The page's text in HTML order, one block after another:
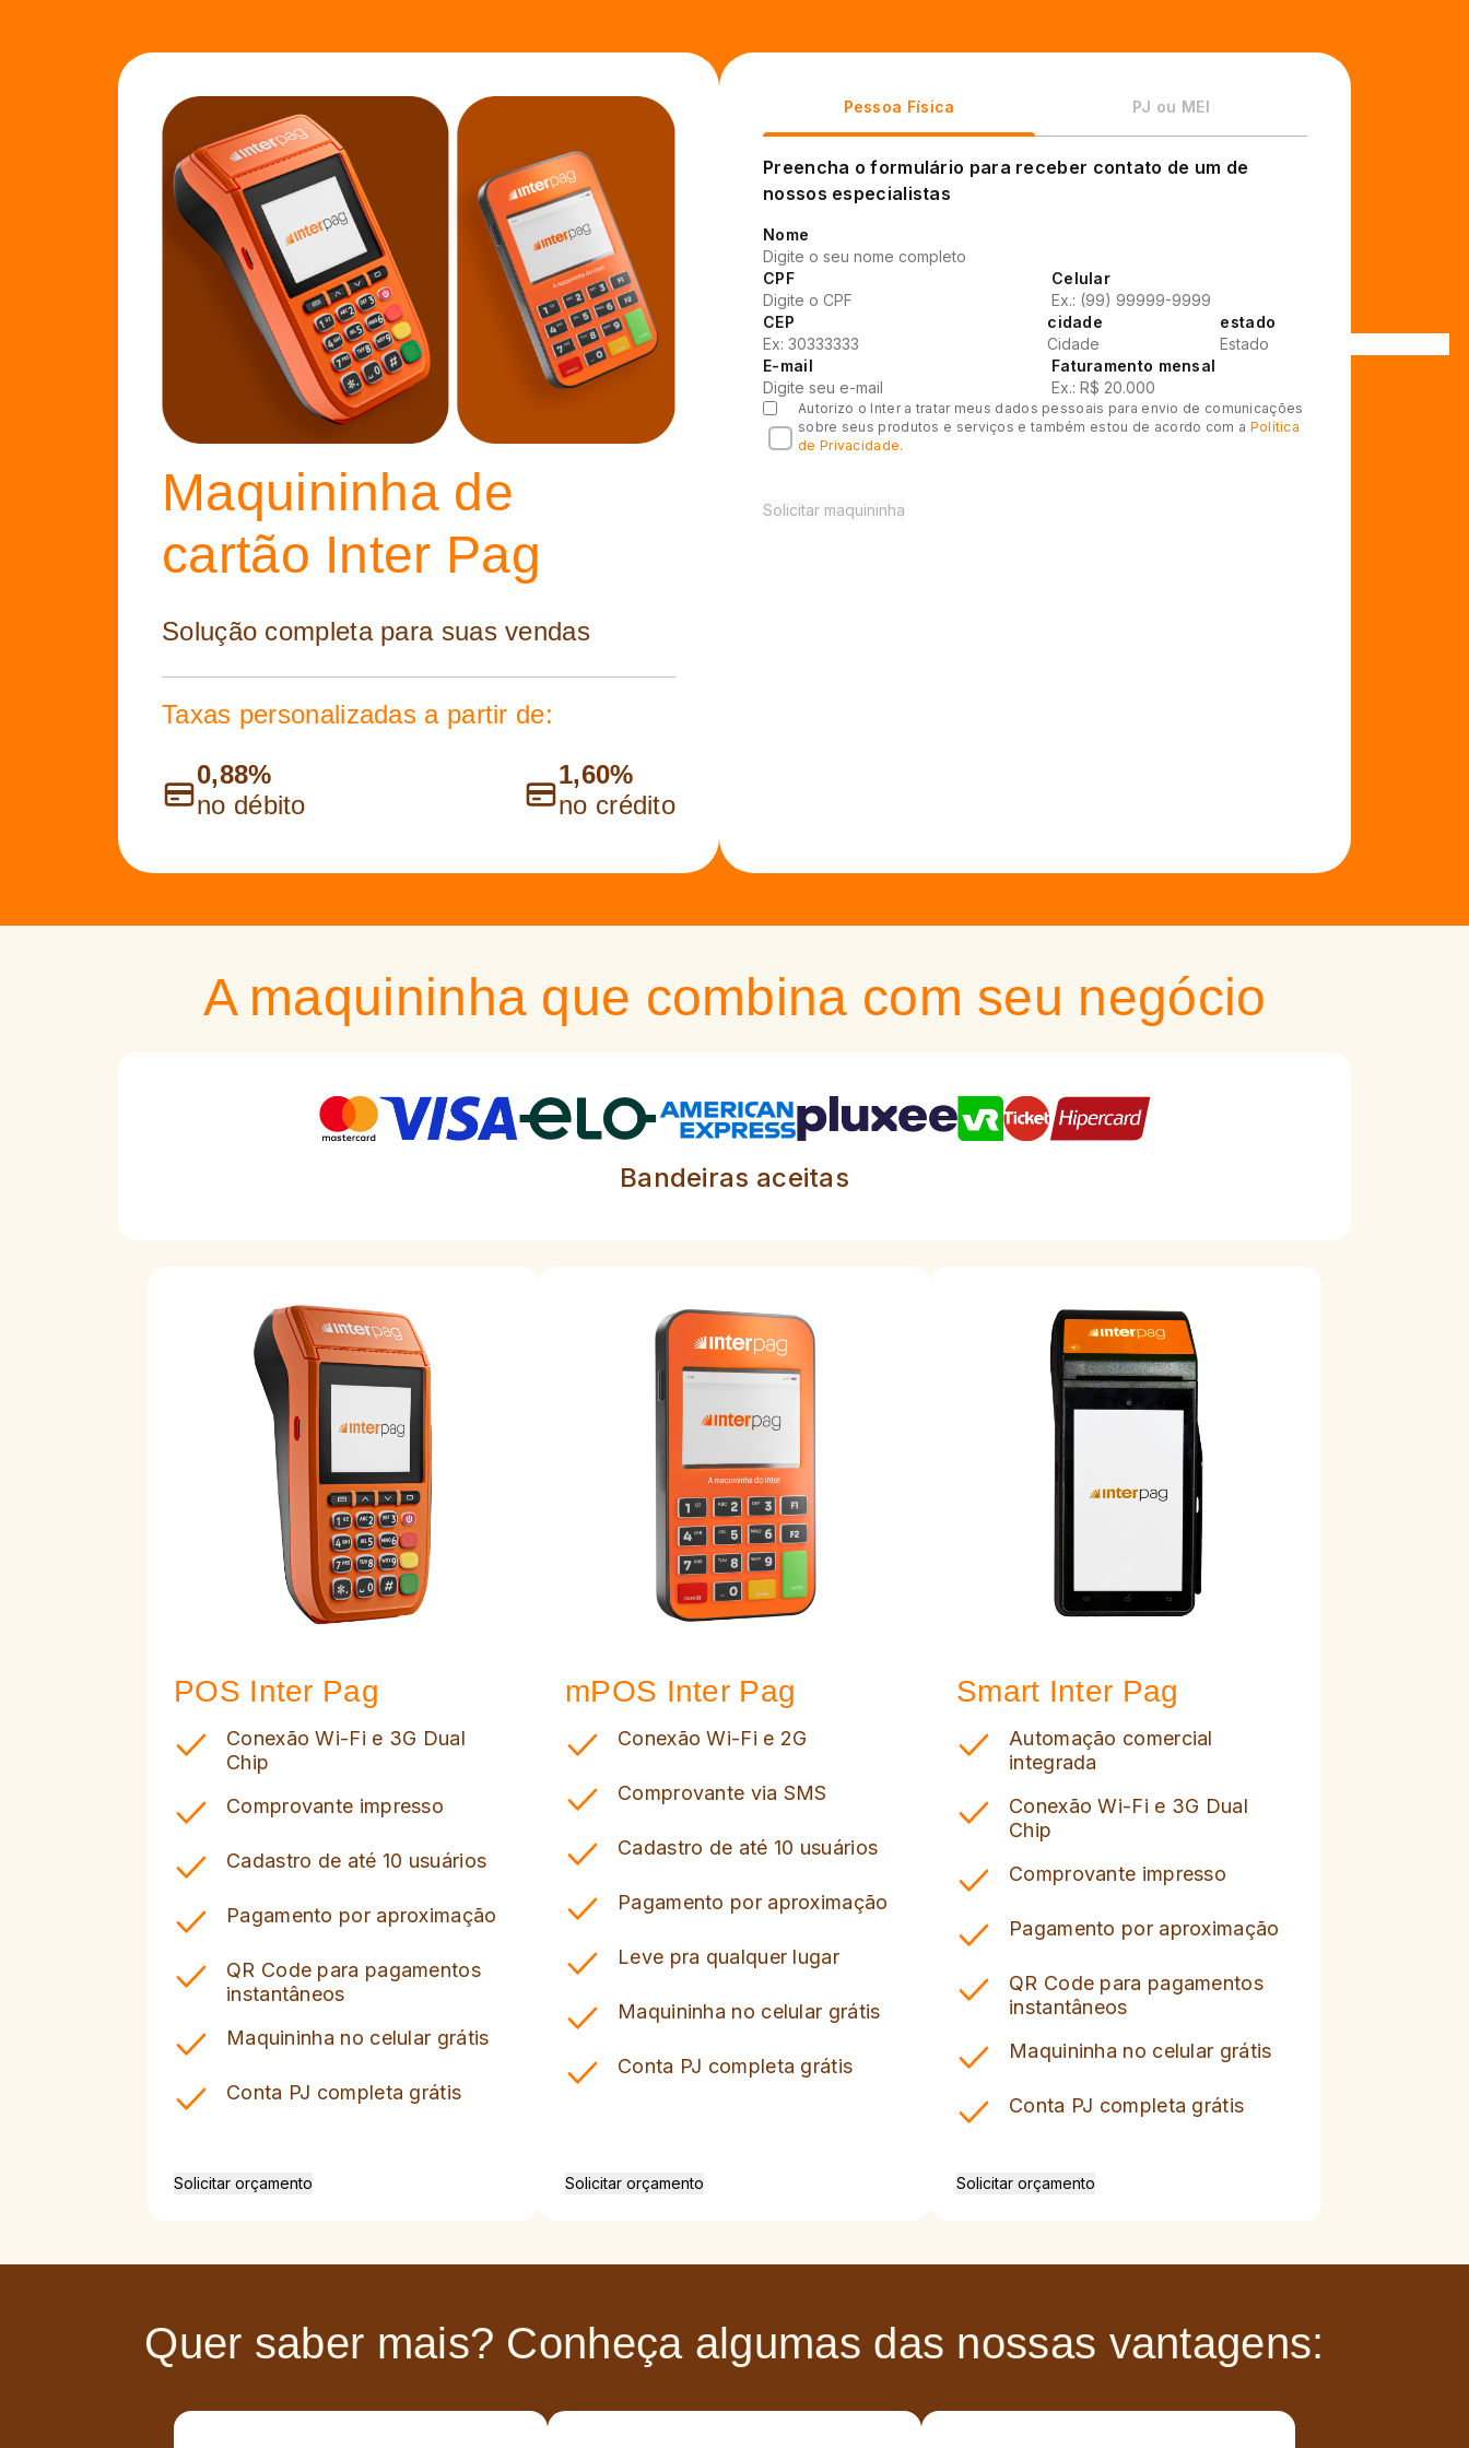
Maquininha de
cartão Inter Pag
Solução completa para suas vendas
Taxas personalizadas a partir de:
0,88%
no débito
1,60%
no crédito
Pessoa Física PJ ou MEI
Preencha o formulário para receber contato de um de
nossos especialistas
Nome
CPF Celular
CEP cidade estado
E-mail Faturamento mensal
Autorizo o Inter a tratar meus dados pessoais para envio de comunicações
sobre seus produtos e serviços e também estou de acordo com a Política
de Privacidade.
Solicitar maquininha
A maquininha que combina com seu negócio
Bandeiras aceitas
POS Inter Pag
Conexão Wi-Fi e 3G Dual
Chip
Comprovante impresso
Cadastro de até 10 usuários
Pagamento por aproximação
QR Code para pagamentos
instantâneos
Maquininha no celular grátis
Conta PJ completa grátis
Solicitar orçamento
mPOS Inter Pag
Conexão Wi-Fi e 2G
Comprovante via SMS
Cadastro de até 10 usuários
Pagamento por aproximação
Leve pra qualquer lugar
Maquininha no celular grátis
Conta PJ completa grátis
Solicitar orçamento
Smart Inter Pag
Automação comercial
integrada
Conexão Wi-Fi e 3G Dual
Chip
Comprovante impresso
Pagamento por aproximação
QR Code para pagamentos
instantâneos
Maquininha no celular grátis
Conta PJ completa grátis
Solicitar orçamento
Quer saber mais? Conheça algumas das nossas vantagens: